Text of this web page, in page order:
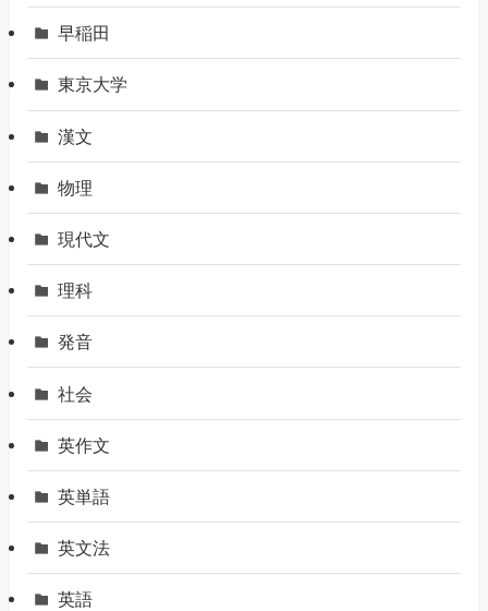
早稲田
東京大学
漢文
物理
現代文
理科
発音
社会
英作文
英単語
英文法
英語